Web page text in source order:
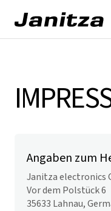
Angaben zum
Janitza electronics
Vor dem Polstück 6
35633 Lahnau,